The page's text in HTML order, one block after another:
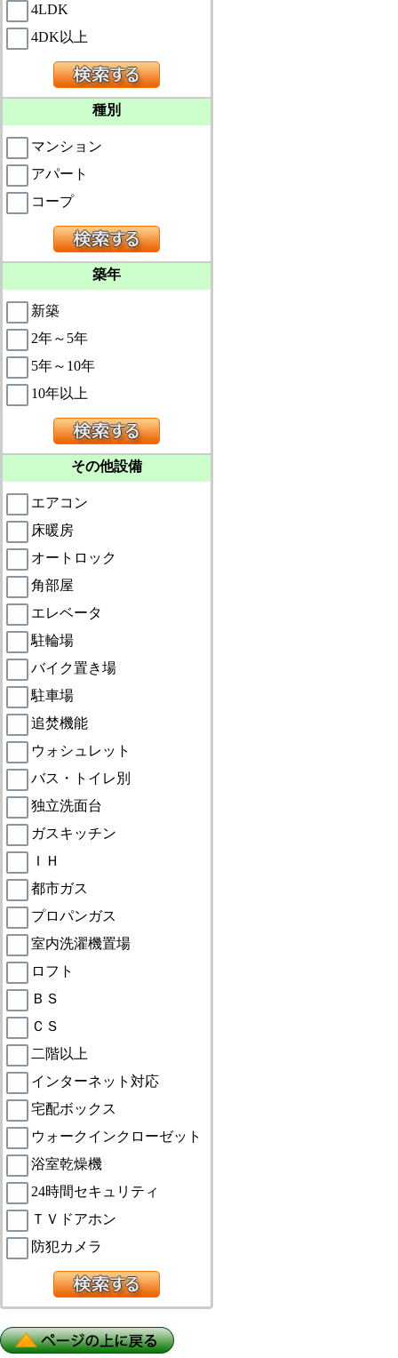
4LDK
4DK以上
種別
マンション
アパート
コープ
築年
新築
2年～5年
5年～10年
10年以上
その他設備
エアコン
床暖房
オートロック
角部屋
エレベータ
駐輪場
バイク置き場
駐車場
追焚機能
ウォシュレット
バス・トイレ別
独立洗面台
ガスキッチン
ＩＨ
都市ガス
プロパンガス
室内洗濯機置場
ロフト
ＢＳ
ＣＳ
二階以上
インターネット対応
宅配ボックス
ウォークインクローゼット
浴室乾燥機
24時間セキュリティ
ＴＶドアホン
防犯カメラ